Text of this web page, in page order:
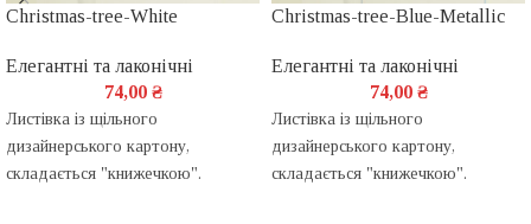
Christmas-tree-White
Елегантні та лаконічні
74,00 ₴
Листівка із щільного
дизайнерського картону,
складається "книжечкою".
Christmas-tree-Blue-Metallic
Елегантні та лаконічні
74,00 ₴
Листівка із щільного
дизайнерського картону,
складається "книжечкою".